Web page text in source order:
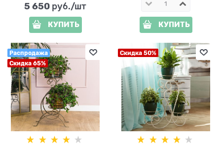
5 650 руб./шт
КУПИТЬ КУПИТЬ
Распродажа
Скидка 65%
Скидка 50%